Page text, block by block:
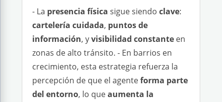
- La presencia física sigue siendo clave:
cartelería cuidada, puntos de
información, yvisibilidad constante en
zonas de alto tránsito. - En barrios en
crecimiento, esta estrategia refuerza la
percepción de que el agenteforma parte
del entorno, lo queaumenta la